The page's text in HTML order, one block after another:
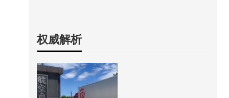
权威解析